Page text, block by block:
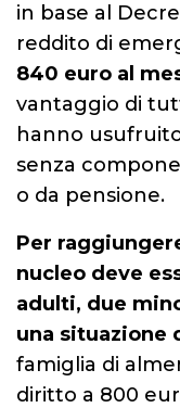
in base al
reddito di
840 euro al
vantaggio di
hanno
senza
o da pensione.
Per
nucleo deve
adulti, due
una situazione
famiglia di
diritto a 800